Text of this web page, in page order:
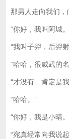
那男人走向我们，
“你好，我叫阿城
“我叫子羿，后羿
“哈哈，很威武的
“才没有…肯定是我
“哈哈。”
“你好，我是小晴
“宛真经常向我说